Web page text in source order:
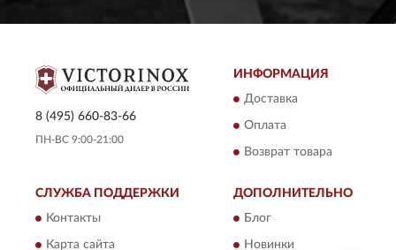
8 (495) 660-83-66
ПН-ВС 9:00-21:00
ИНФОРМАЦИЯ
Доставка
Оплата
Возврат товара
СЛУЖБА ПОДДЕРЖКИ
Контакты
Карта сайта
ДОПОЛНИТЕЛЬНО
Блог
Новинки